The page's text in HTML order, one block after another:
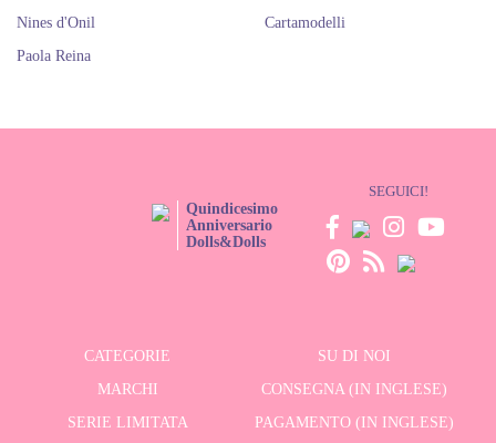
Nines d'Onil
Paola Reina
Cartamodelli
Quindicesimo
Anniversario
Dolls&Dolls
SEGUICI!
CATEGORIE
SU DI NOI
MARCHI
CONSEGNA (IN INGLESE)
SERIE LIMITATA
PAGAMENTO (IN INGLESE)